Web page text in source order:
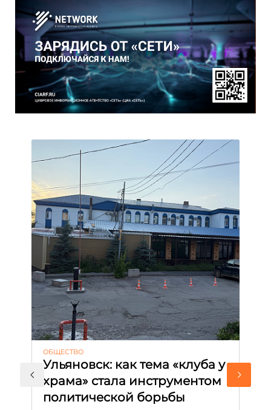
ОБЩЕСТВО
Ульяновск: как тема «клуба у
храма» стала инструментом
политической борьбы